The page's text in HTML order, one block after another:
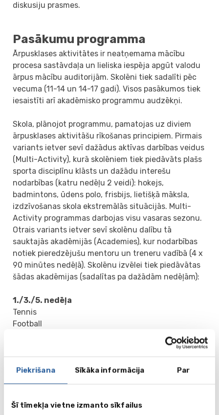
Piekrišana Sīkāka informācija Par
Šī tīmekļa vietne izmanto sīkfailus
diskusiju prasmes.
Pasākumu programma
Ārpusklases aktivitātes ir neatņemama mācību
procesa sastāvdaļa un lieliska iespēja apgūt valodu
ārpus mācību auditorijām. Skolēni tiek sadalīti pēc
vecuma (11-14 un 14-17 gadi). Visos pasākumos tiek
iesaistīti arī akadēmisko programmu audzēkņi.
Skola, plānojot programmu, pamatojas uz diviem
ārpusklases aktivitāšu rīkošanas principiem. Pirmais
variants ietver sevī dažādus aktīvas darbības veidus
(Multi-Activity), kurā skolēniem tiek piedāvāts plašs
sporta disciplīnu klāsts un dažādu interešu
nodarbības (katru nedēļu 2 veidi): hokejs,
badmintons, ūdens polo, frisbijs, lietišķā māksla,
izdzīvošanas skola ekstremālās situācijās. Multi-
Activity programmas darbojas visu vasaras sezonu.
Otrais variants ietver sevī skolēnu dalību tā
sauktajās akadēmijās (Academies), kur nodarbības
notiek pieredzējušu mentoru un treneru vadībā (4 x
90 minūtes nedēļā). Skolēnu izvēlei tiek piedāvātas
šādas akadēmijas (sadalītas pa dažādām nedēļām):
1./3./5. nedēļa
Tennis
Football
Table Tennis
Badminton
Sofball